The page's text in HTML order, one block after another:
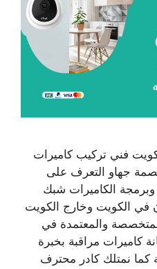
فني تركيب كاميرات
بصمة جهاو التعرف على
الكاميرات شبك
في الكويت وخارج الكويت
والمعتمدة في
كاميرات مراقبة بخبرة
كما نمتلك كادر محترف